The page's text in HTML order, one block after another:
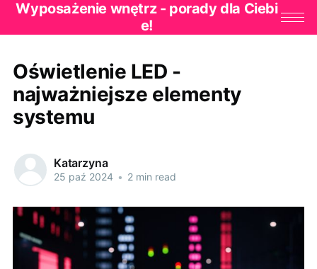
Wyposażenie wnętrz - porady dla Ciebi
e!
Oświetlenie LED -
najważniejsze elementy
systemu
Katarzyna
25 paź 2024 • 2 min read